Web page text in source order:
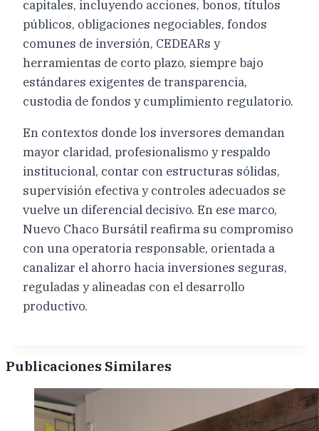
capitales, incluyendo acciones, bonos, títulos
públicos, obligaciones negociables, fondos
comunes de inversión, CEDEARs y
herramientas de corto plazo, siempre bajo
estándares exigentes de transparencia,
custodia de fondos y cumplimiento regulatorio.
En contextos donde los inversores demandan
mayor claridad, profesionalismo y respaldo
institucional, contar con estructuras sólidas,
supervisión efectiva y controles adecuados se
vuelve un diferencial decisivo. En ese marco,
Nuevo Chaco Bursátil reafirma su compromiso
con una operatoria responsable, orientada a
canalizar el ahorro hacia inversiones seguras,
reguladas y alineadas con el desarrollo
productivo.
Publicaciones Similares